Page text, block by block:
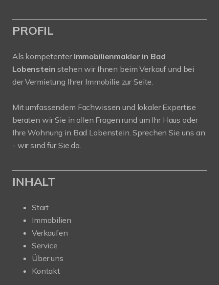
PROFIL
Als kompetenter Immobilienmakler in Bad
Lobenstein stehen wir Ihnen beim Verkauf und bei
der Vermietung Ihrer Immobilie zur Seite.
Mit umfassendem Fachwissen und lokaler Expertise
beraten wir Sie in allen Fragen rund um Ihr Haus oder
Ihre Wohnung in Bad Lobenstein. Sprechen Sie uns an
- wir sind für Sie da.
INHALT
Start
Immobilien
Verkaufen
Service
Über uns
Kontakt